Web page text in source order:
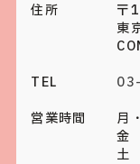
住所
〒
東
TEL
営業時間
月